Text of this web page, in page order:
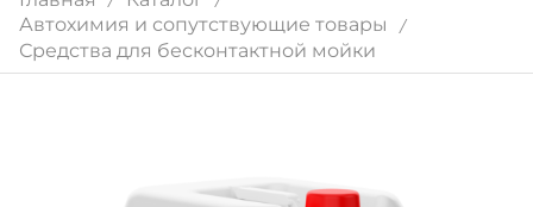
Автохимия и сопутствующие товары /
Средства для бесконтактной мойки